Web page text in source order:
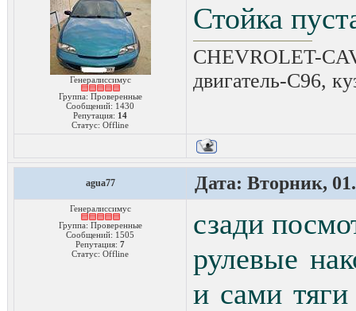
Генералиссимус
Группа: Проверенные
Сообщений: 1430
Репутация: 14
Статус: Offline
Стойка
CHEVROLET-
двигатель-C96,
agua77 Дата: Вторник,
Генералиссимус
Группа: Проверенные
Сообщений: 1505
Репутация: 7
Статус: Offline
сзади
рулевые
и сами